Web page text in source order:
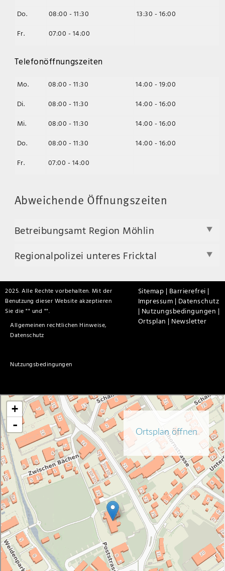
Do.
08:00 - 11:30
13:30 - 16:00
Fr.
07:00 - 14:00
Telefonöffnungszeiten
Mo. 08:00 - 11:30
14:00 - 19:00
Di.
08:00 - 11:30
14:00 - 16:00
Mi.
08:00 - 11:30
14:00 - 16:00
Do.
08:00 - 11:30
14:00 - 16:00
Fr.
07:00 - 14:00
Abweichende Öffnungszeiten
Betreibungsamt Region Möhlin
Regionalpolizei unteres Fricktal
2025. Alle Rechte vorbehalten. Mit der
Benutzung dieser Website akzeptieren
Sie die "
Allgemeinen rechtlichen Hinweise,
Datenschutz
" und "
Nutzungsbedingungen
".
Sitemap | Barrierefrei |
Impressum | Datenschutz
| Nutzungsbedingungen |
Ortsplan | Newsletter